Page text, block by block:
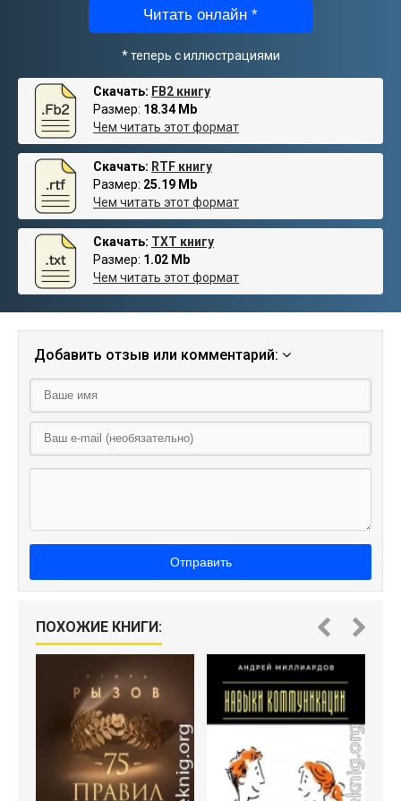
Читать онлайн *
* теперь с иллюстрациями
Скачать: FB2 книгу
Размер: 18.34 Mb
Чем читать этот формат
Скачать: RTF книгу
Размер: 25.19 Mb
Чем читать этот формат
Скачать: TXT книгу
Размер: 1.02 Mb
Чем читать этот формат
Добавить отзыв или комментарий:
Отправить
ПОХОЖИЕ КНИГИ: